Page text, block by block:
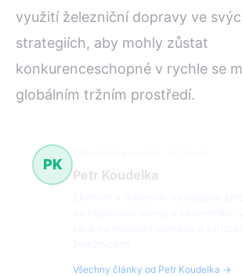
využití železniční dopravy ve
strategiích, aby mohly zůstat
konkurenceschopné v rychle se
globálním tržním prostředí.
PK
Petr Koudelka
Všechny články od Petr Koudelka →